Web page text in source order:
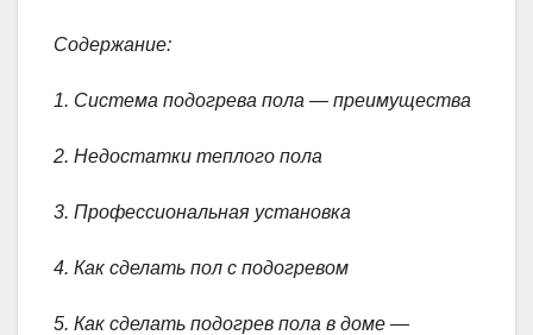
Содержание:
1. Система подогрева пола — преимущества
2. Недостатки теплого пола
3. Профессиональная установка
4. Как сделать пол с подогревом
5. Как сделать подогрев пола в доме —